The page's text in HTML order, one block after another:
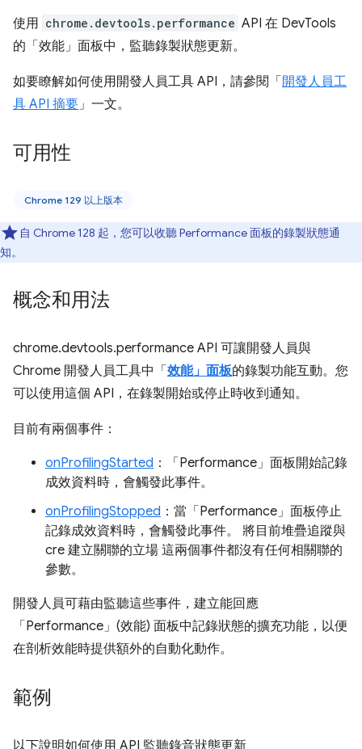
使用 chrome.devtools.performance API 在 DevTools
的「效能」面板中，監聽錄製狀態更新。
如要瞭解如何使用開發人員工具 API，請參閱「 開發人員工
具 API 摘要」一文。
可用性
Chrome 129 以上版本
自 Chrome 128 起，您可以收聽 Performance 面板的錄製狀態通
知。
概念和用法
chrome.devtools.performance API 可讓開發人員與
Chrome 開發人員工具中「 效能」面板的錄製功能互動。您
可以使用這個 API，在錄製開始或停止時收到通知。
目前有兩個事件：
onProfilingStarted ：「Performance」 面板開始記錄
成效資料時，會觸發此事件。
onProfilingStopped ：當「Performance」 面板停止
記錄成效資料時，會觸發此事件。 將目前堆疊追蹤與
cre 建立關聯的立場 這兩個事件都沒有任何相關聯的
參數。
開發人員可藉由監聽這些事件，建立能回應
「Performance」 (效能) 面板中記錄狀態的擴充功能，以便
在剖析效能時提供額外的自動化動作。
範例
以下說明如何使用 API 監聽錄音狀態更新